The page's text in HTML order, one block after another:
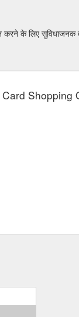
करने के लिए सुविधाजनक
Shopping